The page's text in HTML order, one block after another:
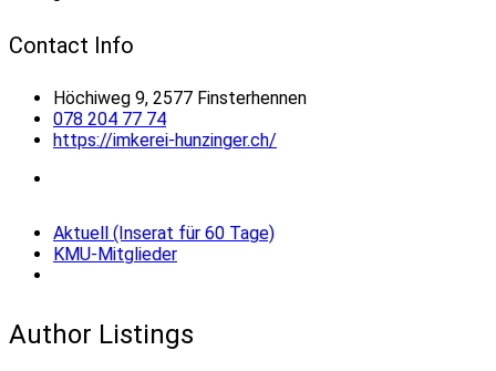
Contact Info
Höchiweg 9, 2577 Finsterhennen
078 204 77 74
https://imkerei-hunzinger.ch/
Aktuell (Inserat für 60 Tage)
KMU-Mitglieder
Author Listings